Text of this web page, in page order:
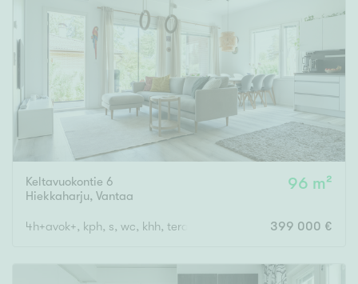
Keltavuokontie 6
Hiekkaharju, Vantaa
96 m²
4h+avok+, kph, s, wc, khh, terassi, var 399 000 €